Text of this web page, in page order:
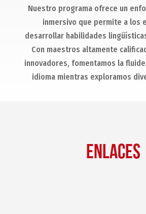
Nuestro programa ofrece un
inmersivo que permite a los
desarrollar habilidades
Con maestros altamente
innovadores, fomentamos la
idioma mientras exploramos
ENLACES